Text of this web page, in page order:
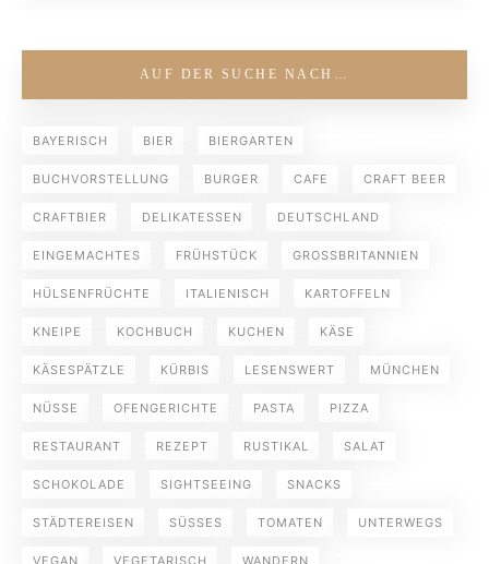
AUF DER SUCHE NACH…
BAYERISCH BIER BIERGARTEN
BUCHVORSTELLUNG BURGER CAFE CRAFT BEER
CRAFTBIER DELIKATESSEN DEUTSCHLAND
EINGEMACHTES FRÜHSTÜCK GROSSBRITANNIEN
HÜLSENFRÜCHTE ITALIENISCH KARTOFFELN
KNEIPE KOCHBUCH KUCHEN KÄSE
KÄSESPÄTZLE KÜRBIS LESENSWERT MÜNCHEN
NÜSSE OFENGERICHTE PASTA PIZZA
RESTAURANT REZEPT RUSTIKAL SALAT
SCHOKOLADE SIGHTSEEING SNACKS
STÄDTEREISEN SÜSSES TOMATEN UNTERWEGS
VEGAN VEGETARISCH WANDERN